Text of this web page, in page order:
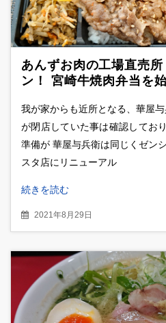
あんずお肉の工場直売
ン！ 宮崎牛焼肉弁当を
我が家からも近所となる、華屋
が閉店していた事は確認してお
準備が 華屋与兵衛は同じくゼン
スタ店にリニューアル
続きを読む
2021年8月29日